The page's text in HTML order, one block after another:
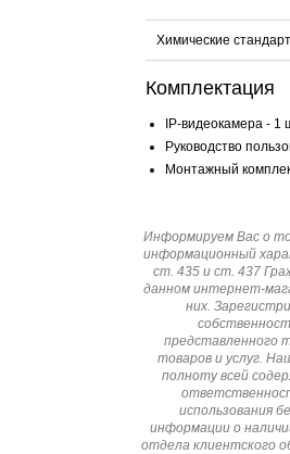
Химические
Комплектация
IP-видеокамера - 1
Руководство
Монтажный
Информируем Вас о
информационный
ст. 435 и ст. 437
данном интернет-
них.
представленного
товаров и услуг.
полноту всей
использования
информации о
отдела клиентского